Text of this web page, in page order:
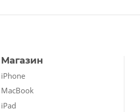
Магазин
iPhone
MacBook
iPad